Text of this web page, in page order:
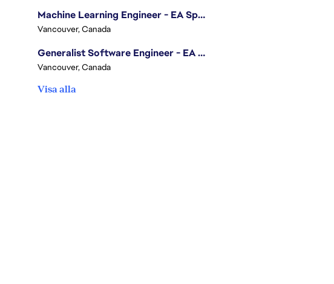
Machine Learning Engineer - EA Sports FC
Vancouver, Canada
Generalist Software Engineer - EA Sports FC
Vancouver, Canada
Visa alla